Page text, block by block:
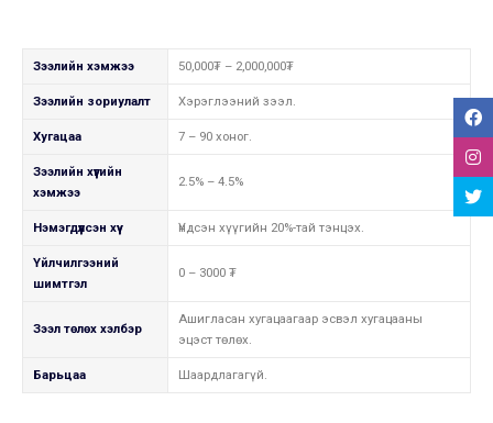
Зээлийн хэмжээ 50,000₮ – 2,000,000₮
Зээлийн зориулалт Хэрэглээний зээл.
Хугацаа 7 – 90 хоног.
Зээлийн хүүгийн
хэмжээ
2.5% – 4.5%
Нэмэгдүүлсэн хүү Үндсэн хүүгийн 20%-тай тэнцэх.
Үйлчилгээний
шимтгэл
0 – 3000 ₮
Зээл төлөх хэлбэр
Ашигласан хугацаагаар эсвэл хугацааны
эцэст төлөх.
Барьцаа Шаардлагагүй.